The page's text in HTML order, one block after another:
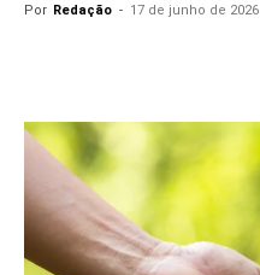
Por Redação - 17 de junho de 2026